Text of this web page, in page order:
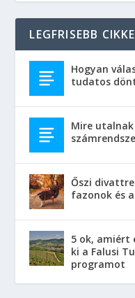
LEGFRISEBB
Hogyan
tudatos
Mire utalnak
Őszi
fazonok és
5 ok, amiért
ki a Falusi
programot